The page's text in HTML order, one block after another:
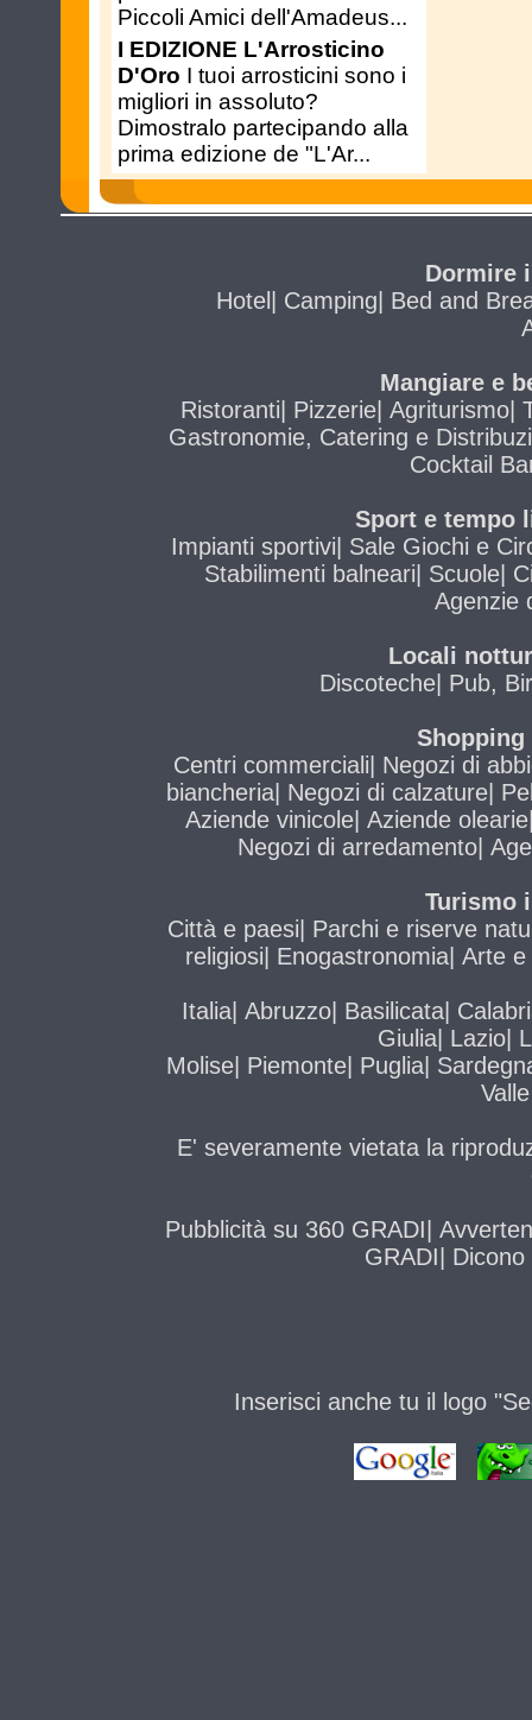
Piccoli Amici dell'Amadeus...
I EDIZIONE L'Arrosticino
D'Oro I tuoi arrosticini sono i
migliori in assoluto?
Dimostralo partecipando alla
prima edizione de "L'Ar...
Dormire
Hotel
Camping Bed and
Mangiare e
Ristoranti Pizzerie| Agriturismo|
Gastronomie, Catering e
Cocktail
Sport e tempo
Impianti sportivi Sale Giochi e
Stabilimenti balneari Scuole|
Agenzie
Locali
Discoteche Pub,
Centri commerciali Negozi di
biancheria Negozi di calzature
Aziende vinicole Aziende olearie
Negozi di arredamento|
Turismo
Città e paesi Parchi e riserve
religiosi Enogastronomia Arte e
Italia| Abruzzo| Basilicata|
Giulia| Lazio|
Molise| Piemonte| Puglia|
E' severamente vietata la
Pubblicità su 360 GRADI
GRADI
Dicono
Inserisci anche tu il logo